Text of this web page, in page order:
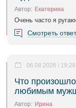
Автор: Екатерина
Очень часто я
Смотреть
Что
любимым
06.08.2026 / 19:28
Автор: Ирина